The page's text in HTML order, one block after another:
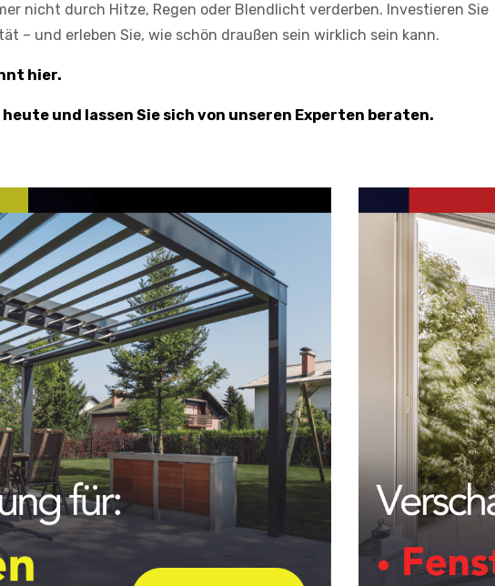
nicht durch Hitze, Regen oder Blendlicht verderben. Investieren Sie
– und erleben Sie, wie schön draußen sein wirklich sein kann.
hier.
heute und lassen Sie sich von unseren Experten beraten.